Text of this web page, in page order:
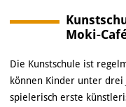
Moki-
Die Kunstschule ist
können Kinder unter
spielerisch erste